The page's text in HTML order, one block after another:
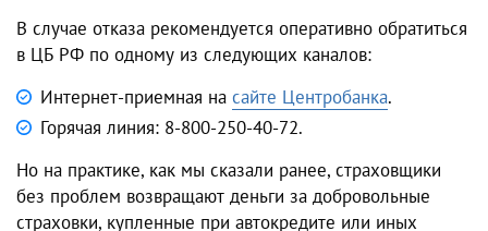
В случае отказа рекомендуется оперативно обратиться
в ЦБ РФ по одному из следующих каналов:
Интернет-приемная на сайте Центробанка.
Горячая линия: 8-800-250-40-72.
Но на практике, как мы сказали ранее, страховщики
без проблем возвращают деньги за добровольные
страховки, купленные при автокредите или иных